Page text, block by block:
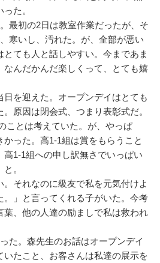
た。
最初の2日は教室作業だったが、そ
寒いし、汚れた。が、全部が悪い
ても人と話しやすい。今まであま
んだかんだ楽しくって、とても嬉
を迎えた。オープンデイはとても
原因は閉会式、つまり表彰式だ。
ことは考えていた。が、やっぱ
った。高1-1組は賞をもらうこと
1-1組への申し訳無さでいっぱい
。
それなのに級友で私を元気付けよ
」と言ってくれる子がいた。今考
、他の人達の励ましで私は救われ
た。森先生のお話はオープンデイ
たこと、お客さんは私達の展示を